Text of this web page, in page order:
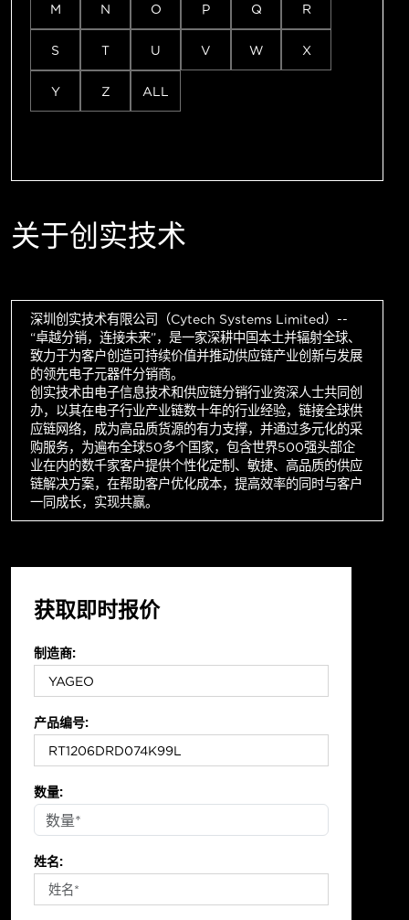
M N O P Q R
S T U V W X
Y Z ALL
关于创实技术
深圳创实技术有限公司（Cytech Systems Limited）--
“卓越分销，连接未来”，是一家深耕中国本土并辐射全球、
致力于为客户创造可持续价值并推动供应链产业创新与发展
的领先电子元器件分销商。
创实技术由电子信息技术和供应链分销行业资深人士共同创
办，以其在电子行业产业链数十年的行业经验，链接全球供
应链网络，成为高品质货源的有力支撑，并通过多元化的采
购服务，为遍布全球50多个国家，包含世界500强头部企
业在内的数千家客户提供个性化定制、敏捷、高品质的供应
链解决方案，在帮助客户优化成本，提高效率的同时与客户
一同成长，实现共赢。
获取即时报价
制造商:
产品编号:
数量:
姓名: